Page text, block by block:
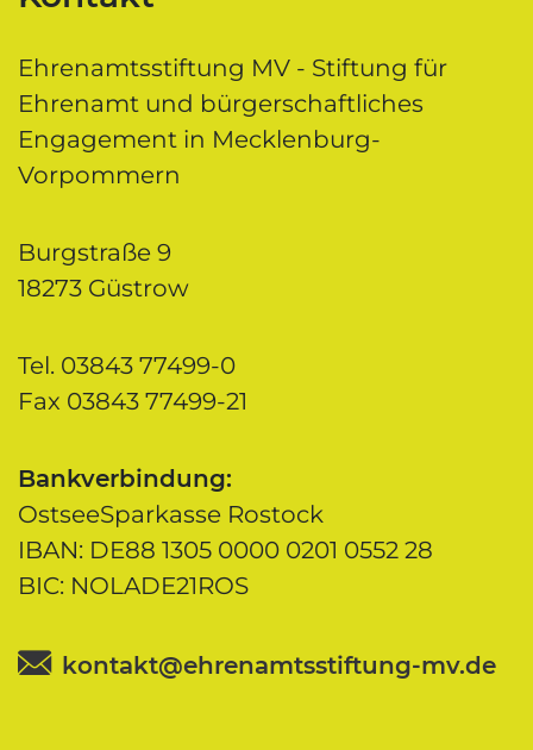
Ehrenamtsstiftung MV - Stiftung für
Ehrenamt und bürgerschaftliches
Engagement in Mecklenburg-
Vorpommern
Burgstraße 9
18273 Güstrow
Tel. 03843 77499-0
Fax 03843 77499-21
Bankverbindung:
OstseeSparkasse Rostock
IBAN: DE88 1305 0000 0201 0552 28
BIC: NOLADE21ROS
kontakt@ehrenamtsstiftung-mv.de